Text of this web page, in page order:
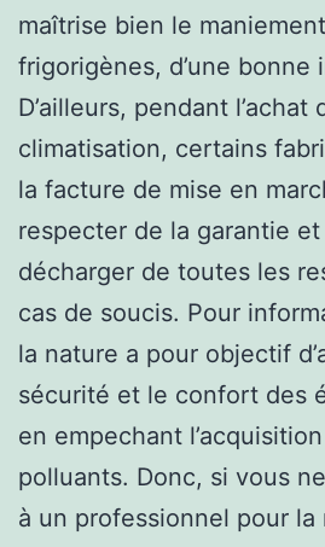
maîtrise bien le
frigorigènes, d’une bonne
D’ailleurs, pendant l’achat
climatisation, certains
la facture de mise en
respecter de la garantie
décharger de toutes les
cas de soucis. Pour
la nature a pour objectif
sécurité et le confort des
en empechant
polluants. Donc, si vous
à un professionnel pour la